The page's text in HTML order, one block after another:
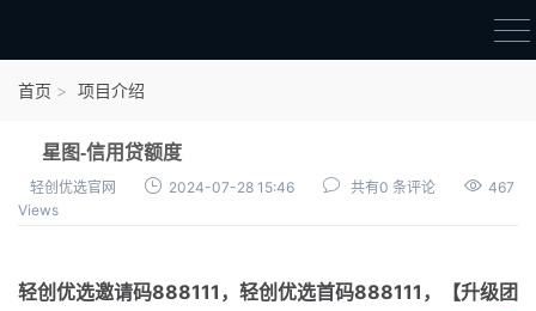
结算进度
团队长扶持
首页 项目介绍
星图-信用贷额度
轻创优选官网 2024-07-28 15:46 共有0 条评论
467
Views
轻创优选邀请码888111， 轻创优选首码888111，【升级团